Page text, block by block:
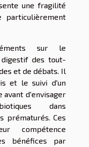
une fragilité
particulièrement
sur le
des tout-
et de débats. Il
et le suivi d'un
avant d'envisager
dans
prématurés. Ces
compétence
bénéfices par